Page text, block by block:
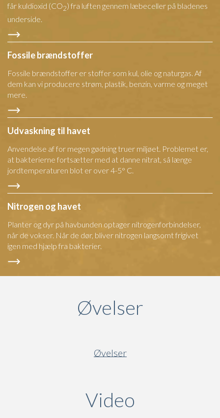
får kuldioxid (CO2) fra luften gennem læbeceller på bladenes
underside.
Fossile brændstoffer
Fossile brændstoffer er stoffer som kul, olie og naturgas. Af
dem kan vi producere strøm, plastik, benzin, varme og meget
mere.
Udvaskning til havet
Anvendelse af for megen gødning truer miljøet. Problemet er,
at bakterierne fortsætter med at danne nitrat, så længe
jordtemperaturen blot er over 4-5° C.
Nitrogen og havet
Planter og dyr på havbunden optager nitrogenforbindelser,
når de vokser. Når de dør, bliver nitrogen langsomt frigivet
igen med hjælp fra bakterier.
Øvelser
Øvelser
Video